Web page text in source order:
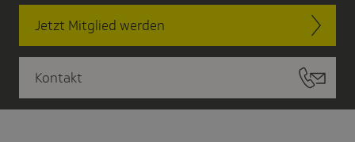
Jetzt Mitglied werden
Kontakt